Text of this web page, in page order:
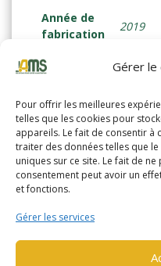
Gérer le
Pour offrir les meilleures
telles que les cookies pour
appareils. Le fait de consentir à
traiter des données telles que
uniques sur ce site. Le fait de
consentement peut avoir un
et fonctions.
Gérer les services
Année de
fabrication
2019
Horamètre 3786
Lire la suite